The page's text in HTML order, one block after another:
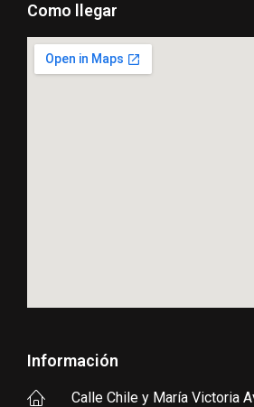
Como llegar
Información
Calle Chile y María Victoria